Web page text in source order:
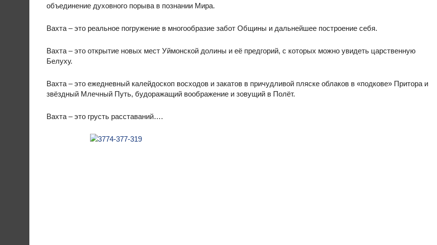
объединение духовного порыва в познании Мира.
Вахта – это реальное погружение в многообразие забот Общины и дальнейшее построение себя.
Вахта – это открытие новых мест Уймонской долины и её предгорий, с которых можно увидеть царственную
Белуху.
Вахта – это ежедневный калейдоскоп восходов и закатов в причудливой пляске облаков в «подкове» Притора и
звёздный Млечный Путь, будоражащий воображение и зовущий в Полёт.
Вахта – это грусть расставаний….